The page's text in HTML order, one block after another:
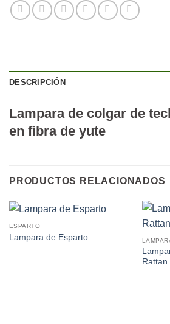
DESCRIPCIÓN
Lampara de colgar de
en fibra de yute
PRODUCTOS RELACIONADOS
ESPARTO
Lampara de Esparto
Rattan